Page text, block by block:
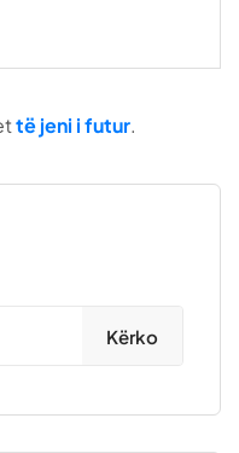
të jeni i futur.
Kërko